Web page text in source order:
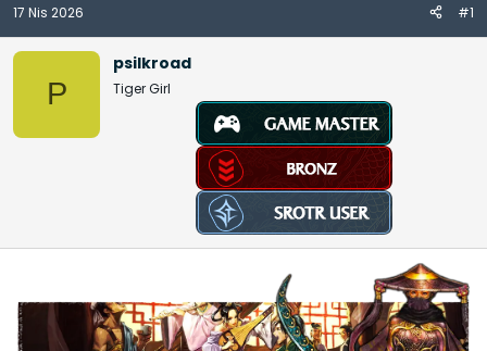
a
ş
ç
t
a
r
17 Nis 2026 #1
P
psilkroad
Tiger Girl